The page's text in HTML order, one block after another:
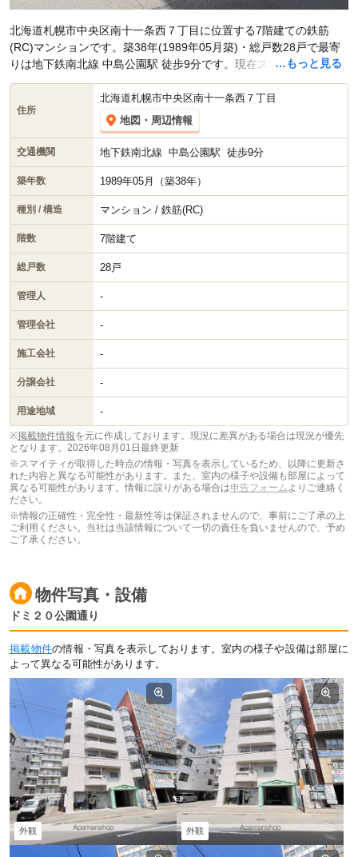
…もっと見る
北海道札幌市中央区南十一条西７丁目に位置する7階建ての鉄筋
(RC)マンションです。築38年(1989年05月築)・総戸数28戸で最寄
りは地下鉄南北線 中島公園駅 徒歩9分です。現在スマイティに賃貸
募集中の部屋が1件(1DK)掲載されています。
住所
北海道札幌市中央区南十一条西７丁目
地図・周辺情報
交通機関 地下鉄南北線 中島公園駅 徒歩9分
築年数 1989年05月（築38年）
種別 / 構造 マンション / 鉄筋(RC)
階数 7階建て
総戸数 28戸
管理人 -
管理会社 -
施工会社 -
分譲会社 -
用途地域 -
※掲載物件情報を元に作成しております。現況に差異がある場合は現況が優先
となります。 2026年08月01日最終更新
※スマイティが取得した時点の情報・写真を表示しているため、以降に更新さ
れた内容と異なる可能性があります。また、室内の様子や設備も部屋によって
異なる可能性があります。情報に誤りがある場合は申告フォーム よりご連絡く
ださい。
※情報の正確性・完全性・最新性等は保証されませんので、事前にご了承の上
ご利用ください。当社は当該情報について一切の責任を負いませんので、予め
ご了承ください。
物件写真・設備
ドミ２０公園通り
掲載物件の情報・写真を表示しております。室内の様子や設備は部屋に
よって異なる可能性があります。
外観 外観